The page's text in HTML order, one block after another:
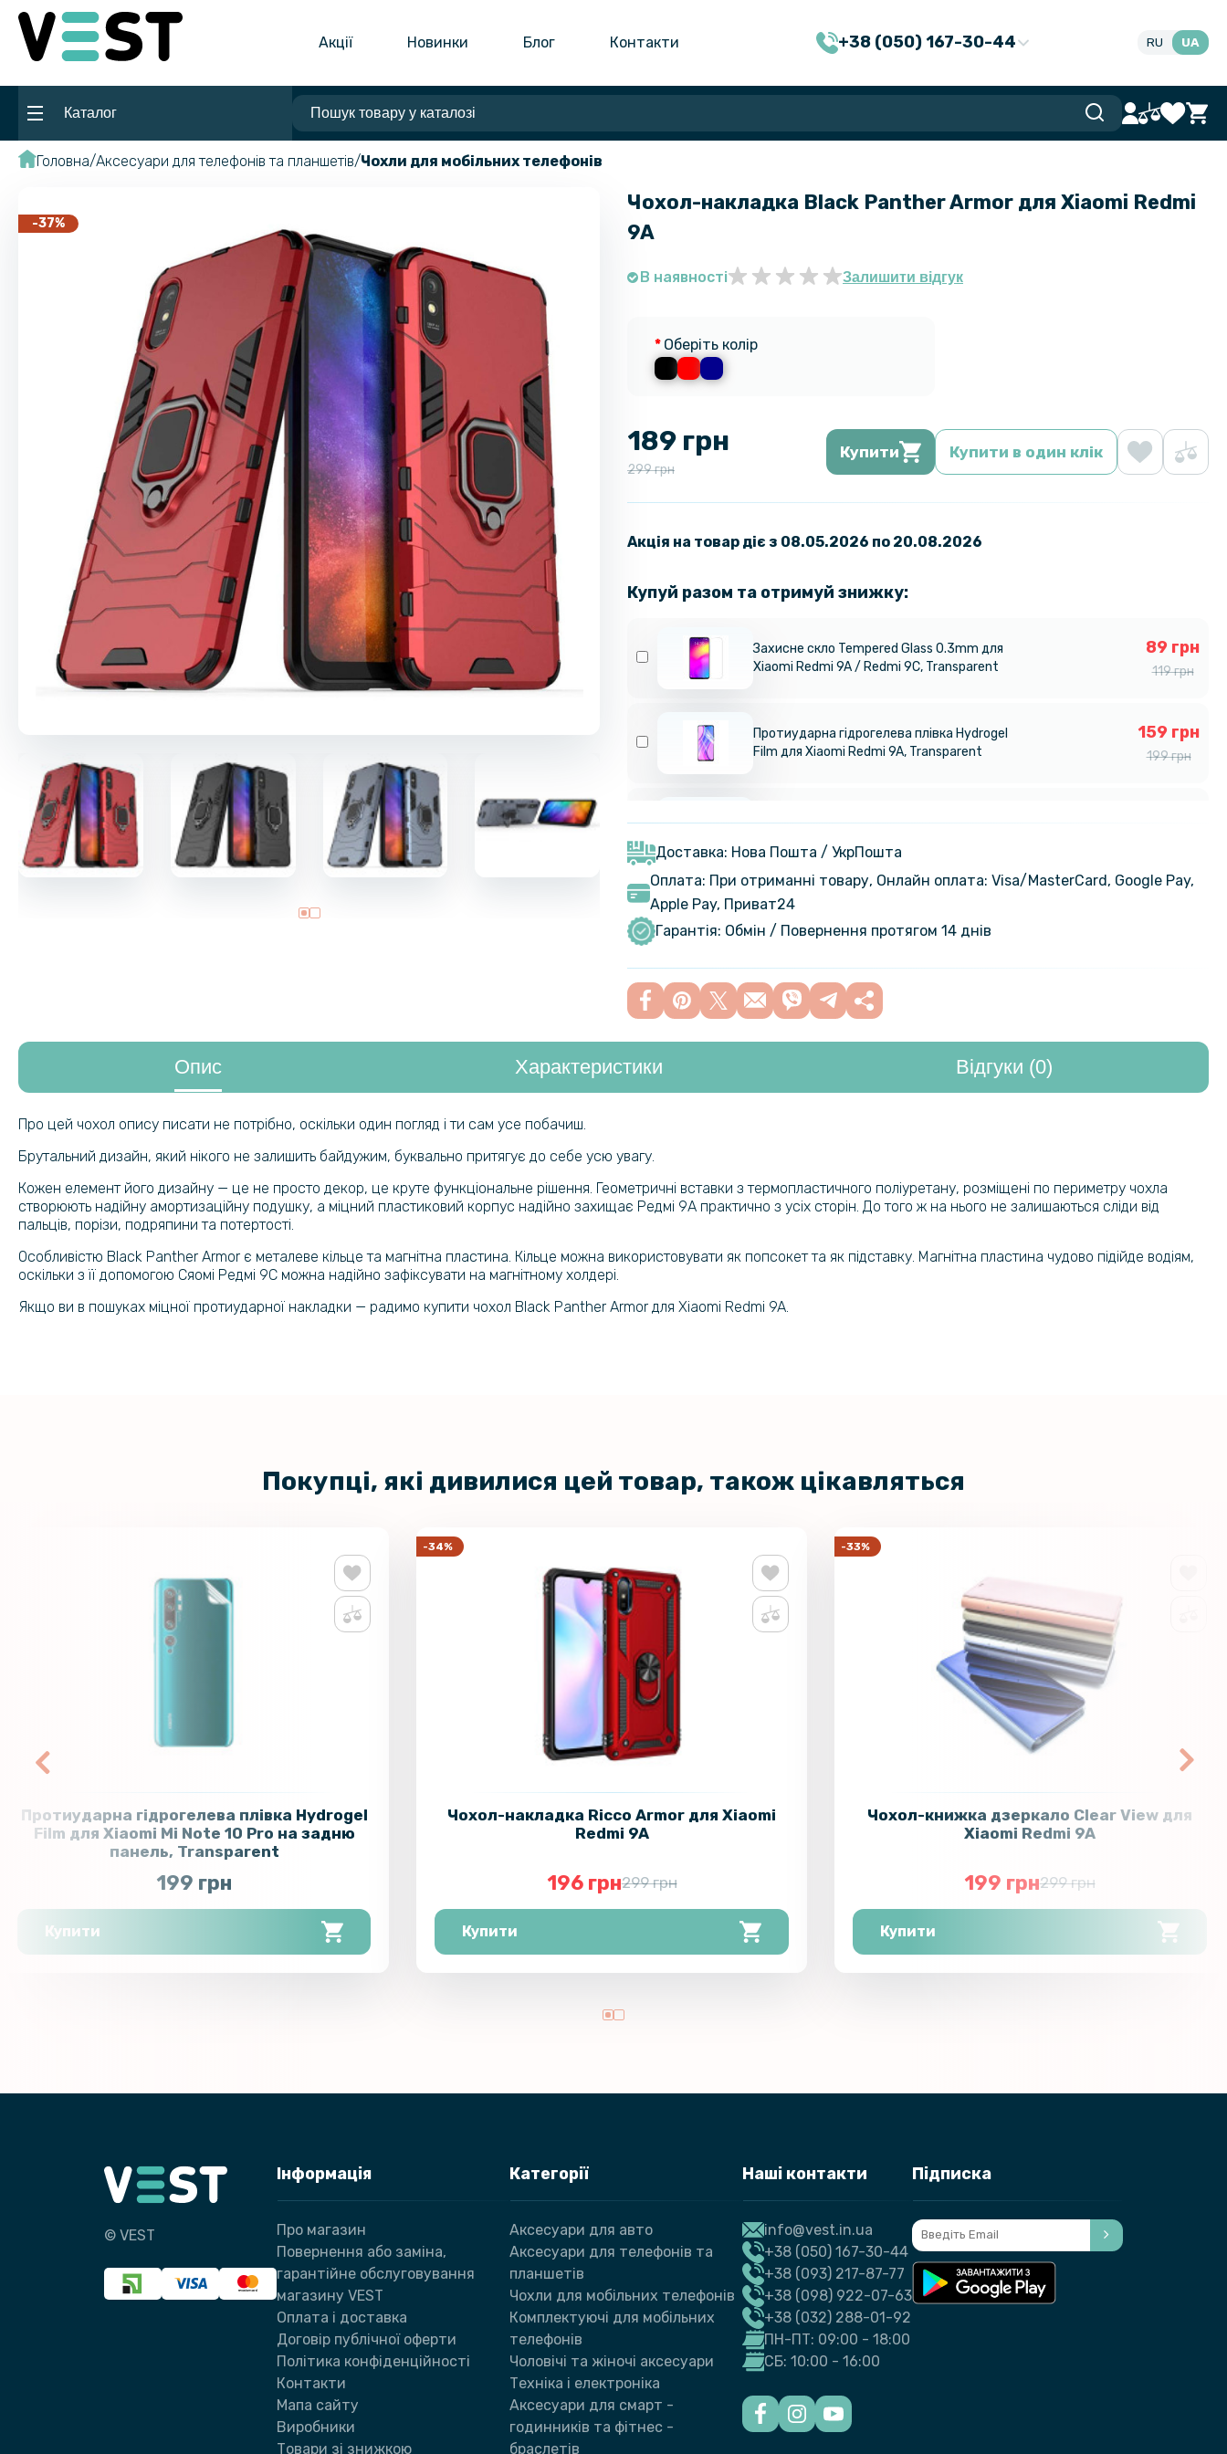
Акції Новинки Блог Контакти +38 (050) 167-30-44 RU UA
Каталог
Головна Аксесуари для телефонів та планшетів Чохли для мобільних телефонів
-37%
Чохол-накладка Black Panther Armor для Xiaomi Redmi
9A
В наявності Залишити відгук
Оберіть колір
189 грн
299 грн
Купити Купити в один клік
Акція на товар діє з 08.05.2026 по 20.08.2026
Купуй разом та отримуй знижку:
Захисне скло Tempered Glass 0.3mm для
Xiaomi Redmi 9A / Redmi 9C, Transparent
89 грн
119 грн
Протиударна гідрогелева плівка Hydrogel
Film для Xiaomi Redmi 9A, Transparent
159 грн
199 грн
Film для Xiaomi Redmi 9A на задню панель,
Transparent
Доставка: Нова Пошта / УкрПошта
Оплата: При отриманні товару, Онлайн оплата: Visa/MasterСard, Google Pay,
Apple Pay, Приват24
Гарантія: Обмін / Повернення протягом 14 днів
Опис Характеристики Відгуки (0)
Про цей чохол опису писати не потрібно, оскільки один погляд і ти сам усе побачиш.
Брутальний дизайн, який нікого не залишить байдужим, буквально притягує до себе усю увагу.
Кожен елемент його дизайну — це не просто декор, це круте функціональне рішення. Геометричні вставки з термопластичного поліуретану, розміщені по периметру чохла
створюють надійну амортизаційну подушку, а міцний пластиковий корпус надійно захищає Редмі 9A практично з усіх сторін. До того ж на нього не залишаються сліди від
пальців, порізи, подряпини та потертості.
Особливістю Black Panther Armor є металеве кільце та магнітна пластина. Кільце можна використовувати як попсокет та як підставку. Магнітна пластина чудово підійде водіям,
оскільки з її допомогою Сяомі Редмі 9C можна надійно зафіксувати на магнітному холдері.
Якщо ви в пошуках міцної протиударної накладки — радимо купити чохол Black Panther Armor для Xiaomi Redmi 9A.
Покупці, які дивилися цей товар, також цікавляться
Протиударна гідрогелева плівка Hydrogel
Film для Xiaomi Mi Note 10 Pro на задню
панель, Transparent
199 грн
Купити
-34%
Чохол-накладка Ricco Armor для Xiaomi
Redmi 9A
196 грн299 грн
Купити
-33%
Чохол-книжка дзеркало Clear View для
Xiaomi Redmi 9A
199 грн299 грн
Купити
© VEST
Інформація
Про магазин
Повернення або заміна,
гарантійне обслуговування
магазину VEST
Оплата і доставка
Договір публічної оферти
Політика конфіденційності
Контакти
Мапа сайту
Виробники
Товари зі знижкою
Категорії
Аксесуари для авто
Аксесуари для телефонів та
планшетів
Чохли для мобільних телефонів
Комплектуючі для мобільних
телефонів
Чоловічі та жіночі аксесуари
Техніка і електроніка
Аксесуари для смарт -
годинників та фітнес -
браслетів
Наші контакти
info@vest.in.ua
+38 (050) 167-30-44
+38 (093) 217-87-77
+38 (098) 922-07-63
+38 (032) 288-01-92
ПН-ПТ: 09:00 - 18:00
СБ: 10:00 - 16:00
Підписка